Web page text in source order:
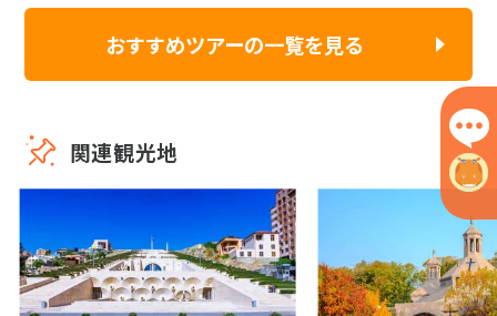
おすすめツアーの一覧を見る
関連観光地